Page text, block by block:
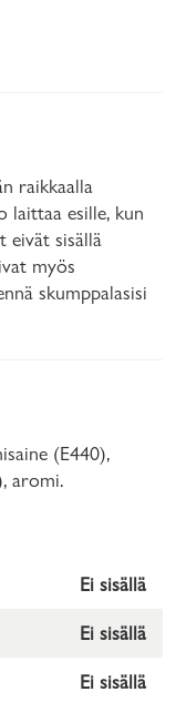
raikkaalla
laittaa esille, kun
eivät sisällä
myös
skumppalasisi
(E440),
aromi.
Ei sisällä
Ei sisällä
Ei sisällä